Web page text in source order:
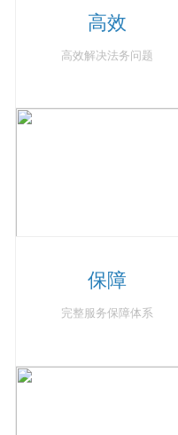
高效
高效解决法务问题
保障
完整服务保障体系